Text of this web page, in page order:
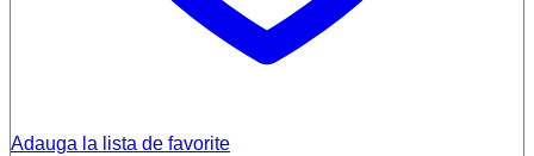
Adauga la lista de favorite